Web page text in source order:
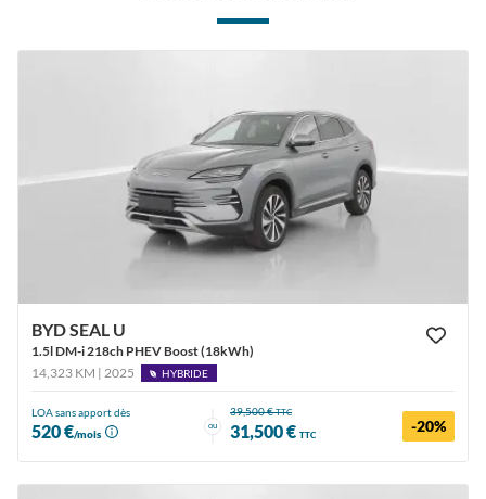
BYD SEAL U
1.5l DM-i 218ch PHEV Boost (18kWh)
14,323 KM | 2025
HYBRIDE
LOA sans apport dès
520 €/mois
ou
39,500 €TTC
31,500 € TTC -20%